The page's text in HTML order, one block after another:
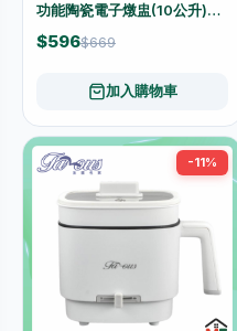
功能陶瓷電子燉盅(10公升)
DYG-40AFP
$596$669
加入購物車
-11%